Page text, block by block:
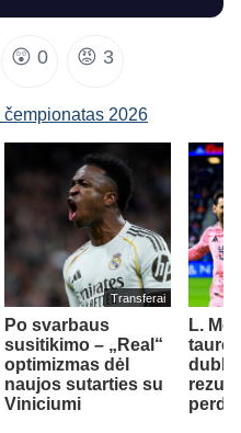
😲 0 😡 3
2026
Transferai
Po svarbaus
susitikimo – „Real“
optimizmas dėl
naujos sutarties su
Viniciumi
L.